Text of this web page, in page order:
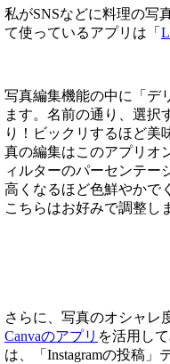
私がSNSなどに料理の写
て使っているアプリは「
写真編集機能の中に「デ
ます。名前の通り、選択
り！ビックリするほど美
真の編集はこのアプリオ
ィルターのパーセンテー
高くなるほど色鮮やかで
こちらはお好みで調整し
さらに、写真のオシャレ
Canvaのアプリ を活用し
は、「Instagramの投稿」